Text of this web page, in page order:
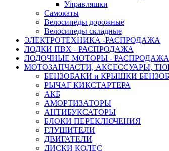
Управляшки
Самокаты
Велосипеды дорожные
Велосипеды складные
ЭЛЕКТРОТЕХНИКА -РАСПРОДАЖА
ЛОДКИ ПВХ - РАСПРОДАЖА
ЛОДОЧНЫЕ МОТОРЫ - РАСПРОДАЖА
МОТОЗАПЧАСТИ, АКСЕССУАРЫ,
БЕНЗОБАКИ и КРЫШКИ
РЫЧАГ КИКСТАРТЕРА
АКБ
АМОРТИЗАТОРЫ
АНТИБУКСАТОРЫ
БЛОКИ ПЕРЕКЛЮЧЕНИЯ
ГЛУШИТЕЛИ
ДВИГАТЕЛИ
ДИСКИ КОЛЕС